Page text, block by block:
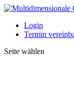
Login
Termin
Seite wählen